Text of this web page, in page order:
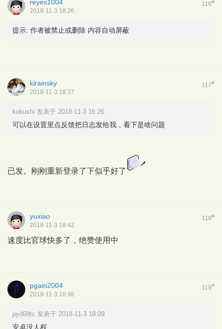
116#
reyes1004
2018-11-3 18:26
提示: 作者被禁止或删除 内容自动屏蔽
117#
kirainsky
2018-11-3 18:37
kukushi 发表于 2018-11-3 16:26
可以在设置里点反馈把日志发给我，看下是啥问题
已发。刚刚重新登录了下似乎好了
118#
yuxiao
2018-11-3 18:42
速度比官球快多了，绝赞使用中
119#
pgain2004
2018-11-3 18:46
pyd68tc 发表于 2018-11-3 18:09
安卓没人权